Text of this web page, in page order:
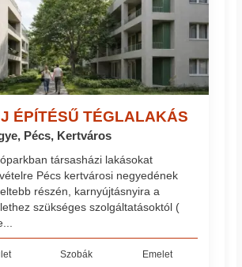
ÉPÍTÉSŰ TÉGLALAKÁS
Pécs, Kertváros
társasházi lakásokat
Pécs kertvárosi negyedének
részén, karnyújtásnyira a
szükséges szolgáltatásoktól (
Szobák Emelet